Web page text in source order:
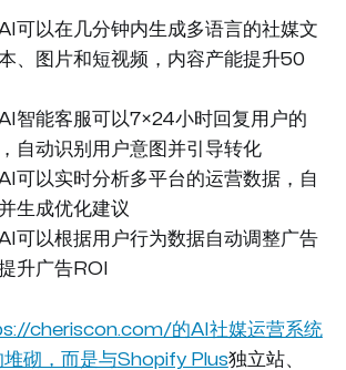
可以在几分钟内生成多语言的社媒文
、图片和短视频，内容产能提升50
智能客服可以7×24小时回复用户的
自动识别用户意图并引导转化
可以实时分析多平台的运营数据，自
生成优化建议
可以根据用户行为数据自动调整广告
升广告ROI
cheriscon.com/的AI社媒运营系统
砌，而是与Shopify Plus独立站、